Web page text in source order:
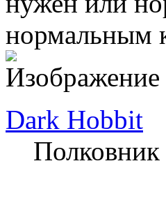
нормальным
Dark Hobbit
Полковник